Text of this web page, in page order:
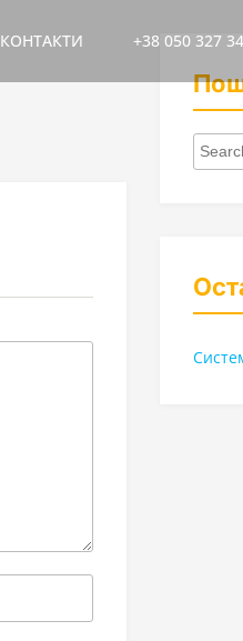
КОНТАКТИ +38 050 327